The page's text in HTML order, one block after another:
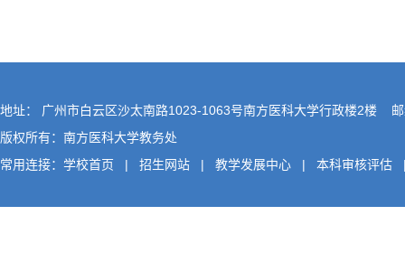
地址： 广州市白云区沙太南路1023-1063号南方医科大学行政楼2楼
版权所有：南方医科大学教务处
常用连接： 学校首页 | 招生网站 | 教学发展中心 | 本科审核评估